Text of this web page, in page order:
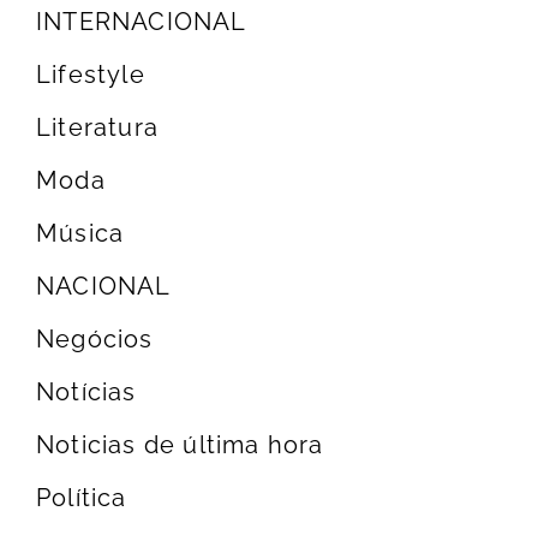
INTERNACIONAL
Lifestyle
Literatura
Moda
Música
NACIONAL
Negócios
Notícias
Noticias de última hora
Política